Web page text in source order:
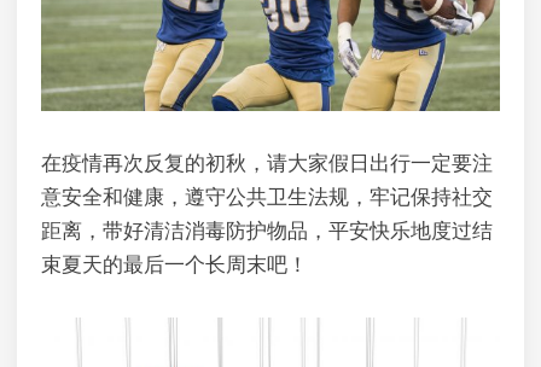
在疫情再次反复的初秋，请大家假日出行一定要注
意安全和健康，遵守公共卫生法规，牢记保持社交
距离，带好清洁消毒防护物品，平安快乐地度过结
束夏天的最后一个长周末吧！